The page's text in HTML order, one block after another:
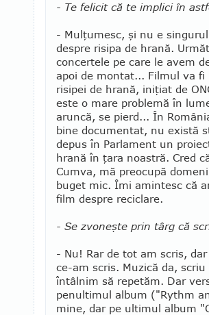
- Te felicit că te implici în
- Mulţumesc, şi nu e
despre risipa de hrană.
concertele pe care le avem
apoi de mon­tat... Filmul va
risi­pei de hrană, iniţiat de
este o mare problemă în
aruncă, se pierd... În
bine documentat, nu există
depus în Parlament un
hrană în ţara noas­tră. Cred
Cum­va, mă preocupă
buget mic. Îmi amintesc că
film despre reciclare.
- Se zvoneşte prin târg că
- Nu! Rar de tot am scris,
ce-am scris. Muzică da,
întâlnim să repe­tăm. Dar
pe­­nul­ti­mul album ("Rythm
mine, dar pe ultimul album